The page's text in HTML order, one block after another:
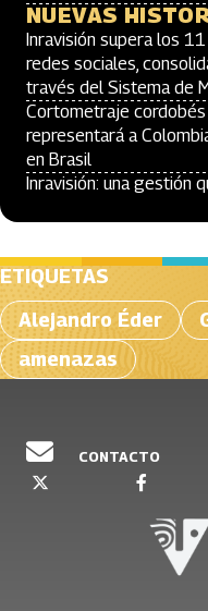
NUEVAS
Inravisión supera los
redes sociales,
través del Sistema de
Cortometraje
representará a
en Brasil
Inravisión: una gestión
ETIQUETAS
Alejandro Éder
amenazas
CONTACTO